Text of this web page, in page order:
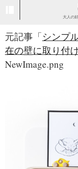
大人の
元記事「シンプ
在の壁に取り付
NewImage.png